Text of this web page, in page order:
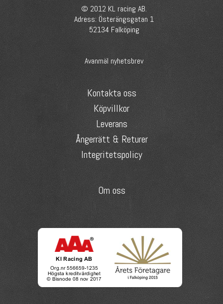
© 2012 KL racing AB.
Adress: Österängsgatan 1
52134 Falköping
Avanmäl nyhetsbrev
Kontakta oss
Köpvillkor
Leverans
Ångerrätt & Returer
Integritetspolicy
Om oss